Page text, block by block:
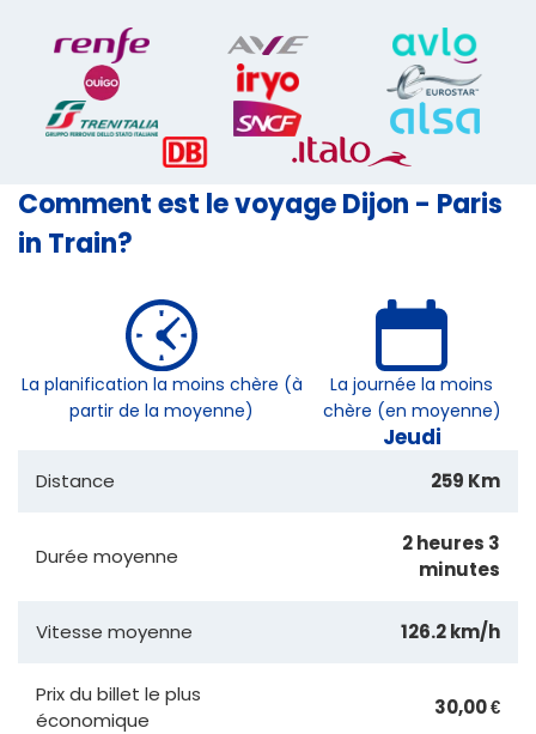
Comment est le voyage Dijon - Paris
in Train?
La planification la moins chère (à
partir de la moyenne)
La journée la moins
chère (en moyenne)
Jeudi
Distance 259 Km
Durée moyenne
2 heures 3
minutes
Vitesse moyenne 126.2 km/h
Prix du billet le plus
économique
30,00 €